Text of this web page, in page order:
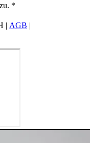
zu. *
| AGB |